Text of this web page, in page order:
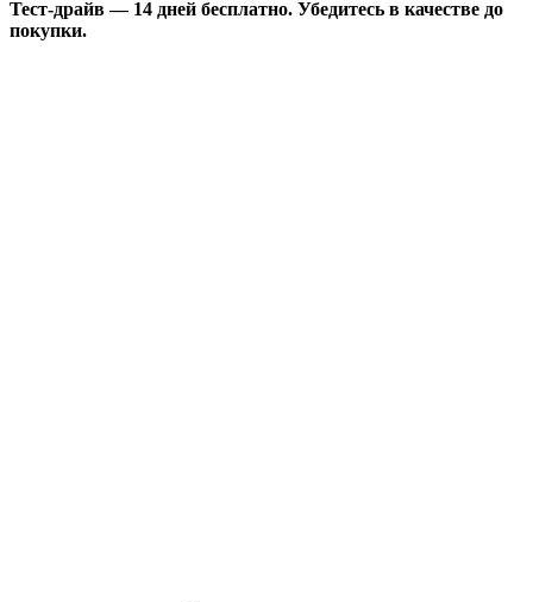
Тест-драйв — 14 дней бесплатно. Убедитесь в качестве до
покупки.